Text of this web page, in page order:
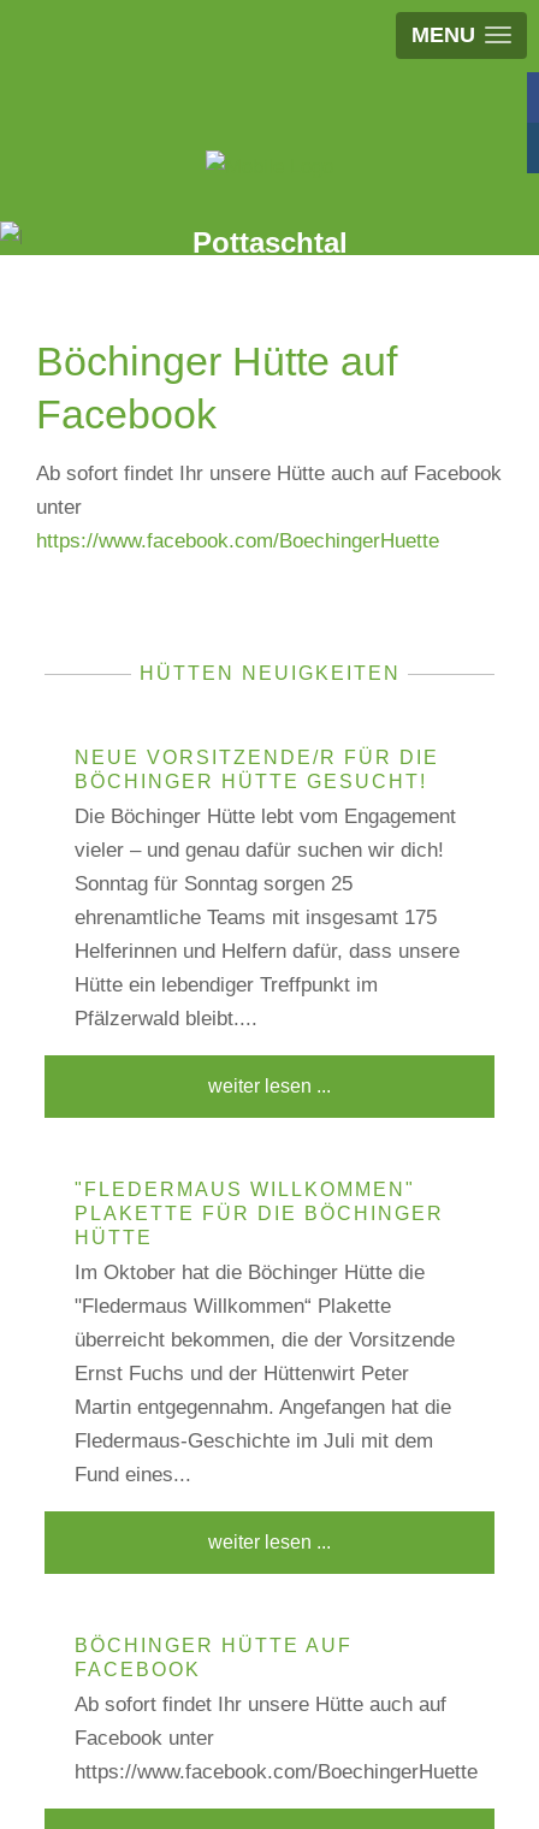
MENU
Pottaschtal
Böchinger Hütte auf
Facebook
Ab sofort findet Ihr unsere Hütte auch auf Facebook
unter
https://www.facebook.com/BoechingerHuette
HÜTTEN NEUIGKEITEN
NEUE VORSITZENDE/R FÜR DIE
BÖCHINGER HÜTTE GESUCHT!
Die Böchinger Hütte lebt vom Engagement
vieler – und genau dafür suchen wir dich!
Sonntag für Sonntag sorgen 25
ehrenamtliche Teams mit insgesamt 175
Helferinnen und Helfern dafür, dass unsere
Hütte ein lebendiger Treffpunkt im
Pfälzerwald bleibt....
weiter lesen ...
"FLEDERMAUS WILLKOMMEN"
PLAKETTE FÜR DIE BÖCHINGER
HÜTTE
Im Oktober hat die Böchinger Hütte die
"Fledermaus Willkommen“ Plakette
überreicht bekommen, die der Vorsitzende
Ernst Fuchs und der Hüttenwirt Peter
Martin entgegennahm. Angefangen hat die
Fledermaus-Geschichte im Juli mit dem
Fund eines...
weiter lesen ...
BÖCHINGER HÜTTE AUF
FACEBOOK
Ab sofort findet Ihr unsere Hütte auch auf
Facebook unter
https://www.facebook.com/BoechingerHuette